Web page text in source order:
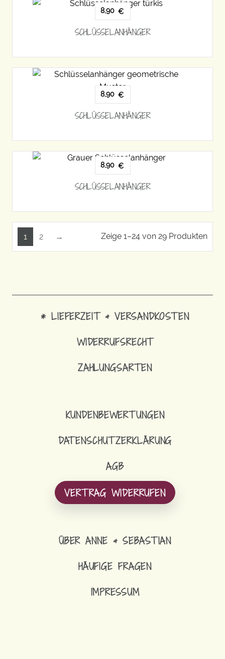
8,90 €
SCHLÜSSELANHÄNGER
8,90 €
SCHLÜSSELANHÄNGER
8,90 €
SCHLÜSSELANHÄNGER
1 2 → Zeige 1–24 von 29 Produkten
* LIEFERZEIT & VERSANDKOSTEN
WIDERRUFSRECHT
ZAHLUNGSARTEN
KUNDENBEWERTUNGEN
DATENSCHUTZERKLÄRUNG
AGB
VERTRAG WIDERRUFEN
ÜBER ANNE & SEBASTIAN
HÄUFIGE FRAGEN
IMPRESSUM